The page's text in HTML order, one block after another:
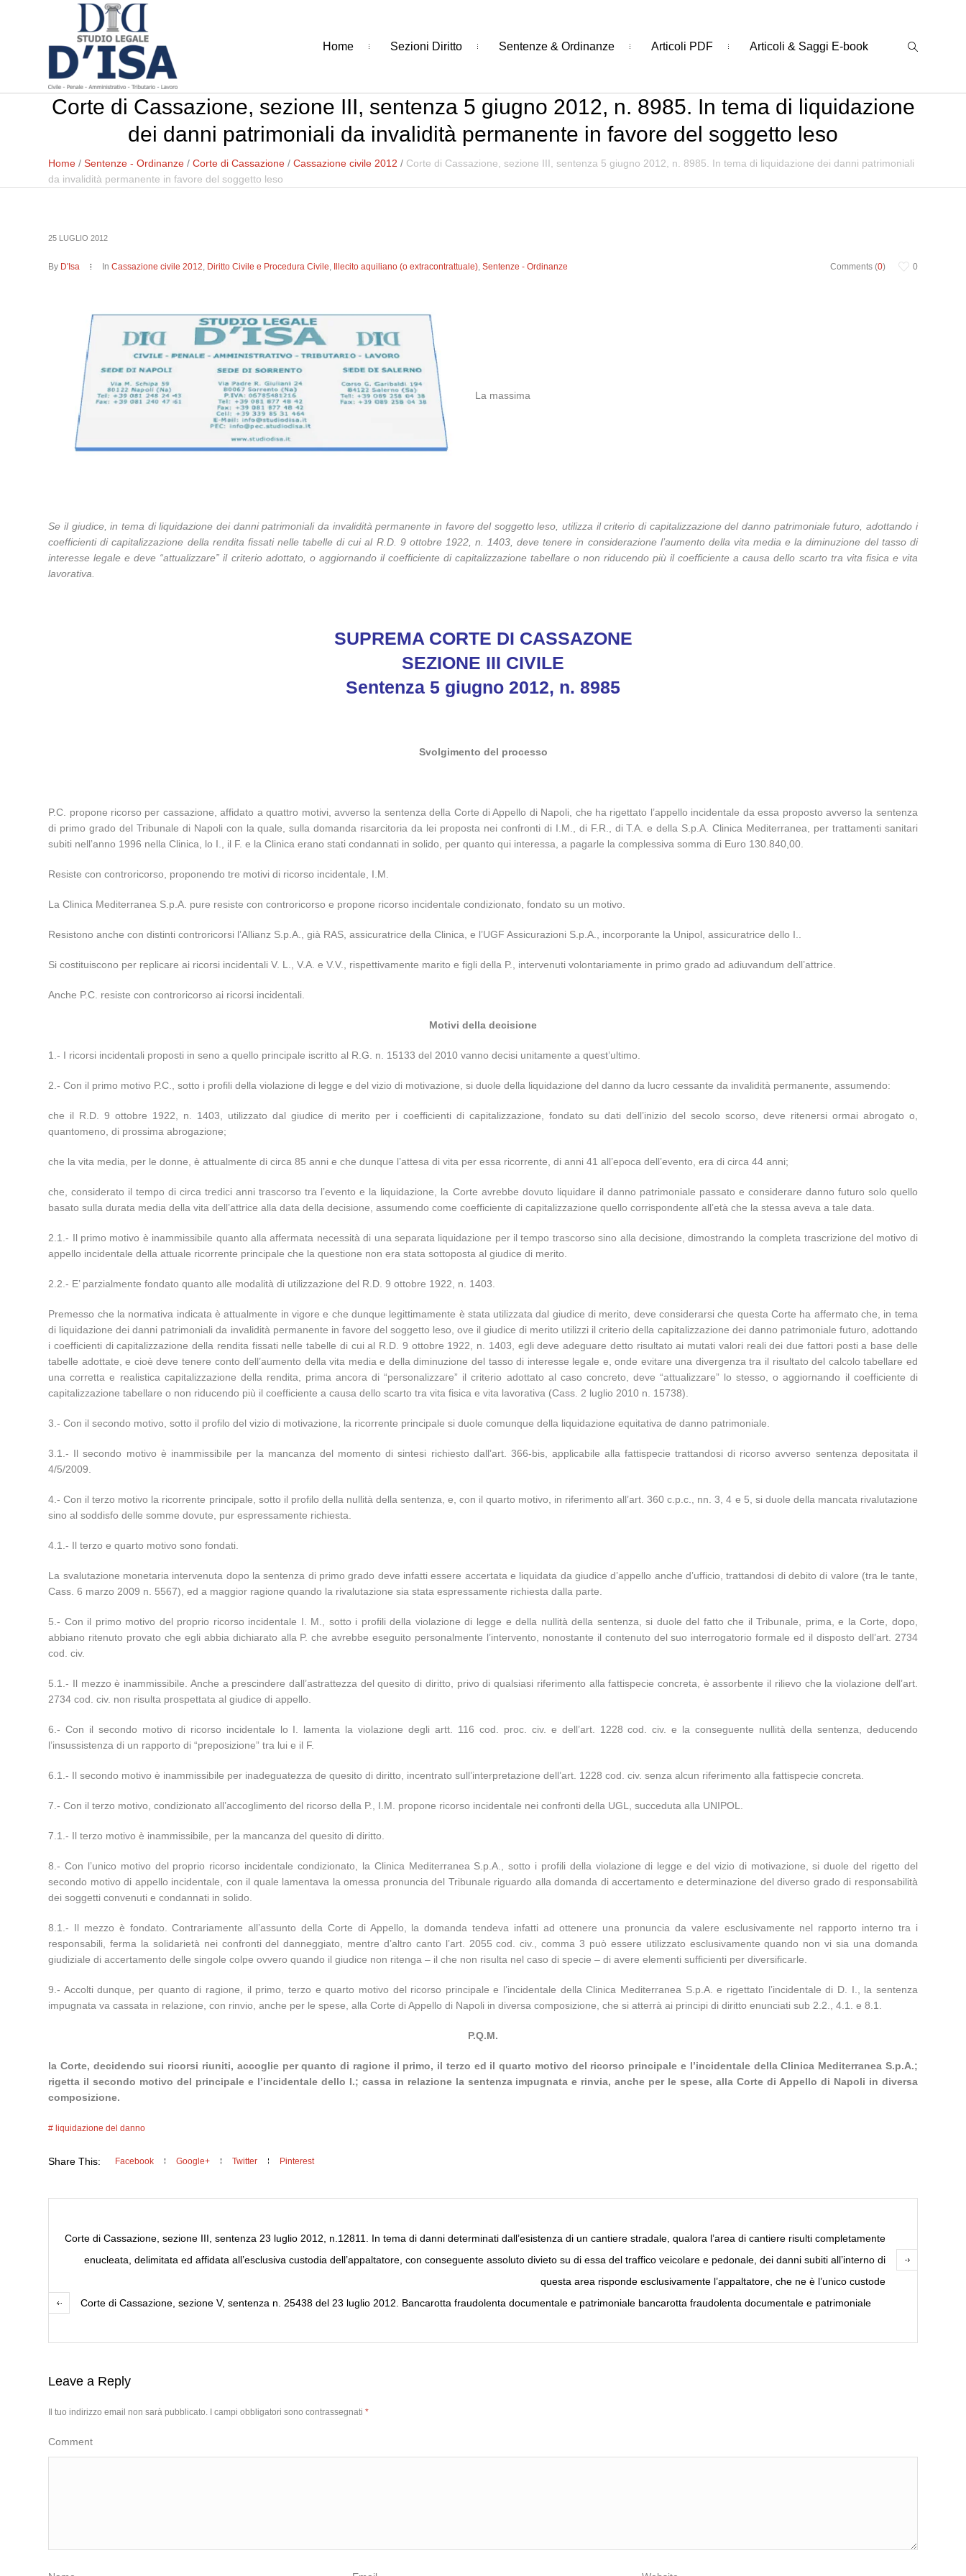
Home Sezioni Diritto Sentenze & Ordinanze Articoli PDF Articoli & Saggi E-book
Corte di Cassazione, sezione III, sentenza 5 giugno 2012, n. 8985. In tema di liquidazione
dei danni patrimoniali da invalidità permanente in favore del soggetto leso
Home /Sentenze - Ordinanze /Corte di Cassazione /Cassazione civile 2012 / Corte di Cassazione, sezione III, sentenza 5 giugno 2012, n. 8985. In tema di liquidazione dei danni patrimoniali
da invalidità permanente in favore del soggetto leso
25 LUGLIO 2012
Comments (0) 0
By D'Isa InCassazione civile 2012, Diritto Civile e Procedura Civile, Illecito aquiliano (o extracontrattuale),Sentenze - Ordinanze
La massima
Se il giudice, in tema di liquidazione dei danni patrimoniali da invalidità permanente in favore del soggetto leso, utilizza il criterio di capitalizzazione del danno patrimoniale futuro, adottando i
coefficienti di capitalizzazione della rendita fissati nelle tabelle di cui al R.D. 9 ottobre 1922, n. 1403, deve tenere in considerazione l’aumento della vita media e la diminuzione del tasso di
interesse legale e deve “attualizzare” il criterio adottato, o aggiornando il coefficiente di capitalizzazione tabellare o non riducendo più il coefficiente a causa dello scarto tra vita fisica e vita
lavorativa.
SUPREMA CORTE DI CASSAZONE
SEZIONE III CIVILE
Sentenza 5 giugno 2012, n. 8985
Svolgimento del processo
P.C. propone ricorso per cassazione, affidato a quattro motivi, avverso la sentenza della Corte di Appello di Napoli, che ha rigettato l’appello incidentale da essa proposto avverso la sentenza
di primo grado del Tribunale di Napoli con la quale, sulla domanda risarcitoria da lei proposta nei confronti di I.M., di F.R., di T.A. e della S.p.A. Clinica Mediterranea, per trattamenti sanitari
subiti nell’anno 1996 nella Clinica, lo I., il F. e la Clinica erano stati condannati in solido, per quanto qui interessa, a pagarle la complessiva somma di Euro 130.840,00.
Resiste con controricorso, proponendo tre motivi di ricorso incidentale, I.M.
La Clinica Mediterranea S.p.A. pure resiste con controricorso e propone ricorso incidentale condizionato, fondato su un motivo.
Resistono anche con distinti controricorsi l’Allianz S.p.A., già RAS, assicuratrice della Clinica, e l’UGF Assicurazioni S.p.A., incorporante la Unipol, assicuratrice dello I..
Si costituiscono per replicare ai ricorsi incidentali V. L., V.A. e V.V., rispettivamente marito e figli della P., intervenuti volontariamente in primo grado ad adiuvandum dell’attrice.
Anche P.C. resiste con controricorso ai ricorsi incidentali.
Motivi della decisione
1.- I ricorsi incidentali proposti in seno a quello principale iscritto al R.G. n. 15133 del 2010 vanno decisi unitamente a quest’ultimo.
2.- Con il primo motivo P.C., sotto i profili della violazione di legge e del vizio di motivazione, si duole della liquidazione del danno da lucro cessante da invalidità permanente, assumendo:
che il R.D. 9 ottobre 1922, n. 1403, utilizzato dal giudice di merito per i coefficienti di capitalizzazione, fondato su dati dell’inizio del secolo scorso, deve ritenersi ormai abrogato o,
quantomeno, di prossima abrogazione;
che la vita media, per le donne, è attualmente di circa 85 anni e che dunque l’attesa di vita per essa ricorrente, di anni 41 all’epoca dell’evento, era di circa 44 anni;
che, considerato il tempo di circa tredici anni trascorso tra l’evento e la liquidazione, la Corte avrebbe dovuto liquidare il danno patrimoniale passato e considerare danno futuro solo quello
basato sulla durata media della vita dell’attrice alla data della decisione, assumendo come coefficiente di capitalizzazione quello corrispondente all’età che la stessa aveva a tale data.
2.1.- Il primo motivo è inammissibile quanto alla affermata necessità di una separata liquidazione per il tempo trascorso sino alla decisione, dimostrando la completa trascrizione del motivo di
appello incidentale della attuale ricorrente principale che la questione non era stata sottoposta al giudice di merito.
2.2.- E’ parzialmente fondato quanto alle modalità di utilizzazione del R.D. 9 ottobre 1922, n. 1403.
Premesso che la normativa indicata è attualmente in vigore e che dunque legittimamente è stata utilizzata dal giudice di merito, deve considerarsi che questa Corte ha affermato che, in tema
di liquidazione dei danni patrimoniali da invalidità permanente in favore del soggetto leso, ove il giudice di merito utilizzi il criterio della capitalizzazione dei danno patrimoniale futuro, adottando
i coefficienti di capitalizzazione della rendita fissati nelle tabelle di cui al R.D. 9 ottobre 1922, n. 1403, egli deve adeguare detto risultato ai mutati valori reali dei due fattori posti a base delle
tabelle adottate, e cioè deve tenere conto dell’aumento della vita media e della diminuzione del tasso di interesse legale e, onde evitare una divergenza tra il risultato del calcolo tabellare ed
una corretta e realistica capitalizzazione della rendita, prima ancora di “personalizzare” il criterio adottato al caso concreto, deve “attualizzare” lo stesso, o aggiornando il coefficiente di
capitalizzazione tabellare o non riducendo più il coefficiente a causa dello scarto tra vita fisica e vita lavorativa (Cass. 2 luglio 2010 n. 15738).
3.- Con il secondo motivo, sotto il profilo del vizio di motivazione, la ricorrente principale si duole comunque della liquidazione equitativa de danno patrimoniale.
3.1.- Il secondo motivo è inammissibile per la mancanza del momento di sintesi richiesto dall’art. 366-bis, applicabile alla fattispecie trattandosi di ricorso avverso sentenza depositata il
4/5/2009.
4.- Con il terzo motivo la ricorrente principale, sotto il profilo della nullità della sentenza, e, con il quarto motivo, in riferimento all’art. 360 c.p.c., nn. 3, 4 e 5, si duole della mancata rivalutazione
sino al soddisfo delle somme dovute, pur espressamente richiesta.
4.1.- Il terzo e quarto motivo sono fondati.
La svalutazione monetaria intervenuta dopo la sentenza di primo grado deve infatti essere accertata e liquidata da giudice d’appello anche d’ufficio, trattandosi di debito di valore (tra le tante,
Cass. 6 marzo 2009 n. 5567), ed a maggior ragione quando la rivalutazione sia stata espressamente richiesta dalla parte.
5.- Con il primo motivo del proprio ricorso incidentale I. M., sotto i profili della violazione di legge e della nullità della sentenza, si duole del fatto che il Tribunale, prima, e la Corte, dopo,
abbiano ritenuto provato che egli abbia dichiarato alla P. che avrebbe eseguito personalmente l’intervento, nonostante il contenuto del suo interrogatorio formale ed il disposto dell’art. 2734
cod. civ.
5.1.- Il mezzo è inammissibile. Anche a prescindere dall’astrattezza del quesito di diritto, privo di qualsiasi riferimento alla fattispecie concreta, è assorbente il rilievo che la violazione dell’art.
2734 cod. civ. non risulta prospettata al giudice di appello.
6.- Con il secondo motivo di ricorso incidentale lo I. lamenta la violazione degli artt. 116 cod. proc. civ. e dell’art. 1228 cod. civ. e la conseguente nullità della sentenza, deducendo
l’insussistenza di un rapporto di “preposizione” tra lui e il F.
6.1.- Il secondo motivo è inammissibile per inadeguatezza de quesito di diritto, incentrato sull’interpretazione dell’art. 1228 cod. civ. senza alcun riferimento alla fattispecie concreta.
7.- Con il terzo motivo, condizionato all’accoglimento del ricorso della P., I.M. propone ricorso incidentale nei confronti della UGL, succeduta alla UNIPOL.
7.1.- Il terzo motivo è inammissibile, per la mancanza del quesito di diritto.
8.- Con l’unico motivo del proprio ricorso incidentale condizionato, la Clinica Mediterranea S.p.A., sotto i profili della violazione di legge e del vizio di motivazione, si duole del rigetto del
secondo motivo di appello incidentale, con il quale lamentava la omessa pronuncia del Tribunale riguardo alla domanda di accertamento e determinazione del diverso grado di responsabilità
dei soggetti convenuti e condannati in solido.
8.1.- Il mezzo è fondato. Contrariamente all’assunto della Corte di Appello, la domanda tendeva infatti ad ottenere una pronuncia da valere esclusivamente nel rapporto interno tra i
responsabili, ferma la solidarietà nei confronti del danneggiato, mentre d’altro canto l’art. 2055 cod. civ., comma 3 può essere utilizzato esclusivamente quando non vi sia una domanda
giudiziale di accertamento delle singole colpe ovvero quando il giudice non ritenga – il che non risulta nel caso di specie – di avere elementi sufficienti per diversificarle.
9.- Accolti dunque, per quanto di ragione, il primo, terzo e quarto motivo del ricorso principale e l’incidentale della Clinica Mediterranea S.p.A. e rigettato l’incidentale di D. I., la sentenza
impugnata va cassata in relazione, con rinvio, anche per le spese, alla Corte di Appello di Napoli in diversa composizione, che si atterrà ai principi di diritto enunciati sub 2.2., 4.1. e 8.1.
P.Q.M.
la Corte, decidendo sui ricorsi riuniti, accoglie per quanto di ragione il primo, il terzo ed il quarto motivo del ricorso principale e l’incidentale della Clinica Mediterranea S.p.A.;
rigetta il secondo motivo del principale e l’incidentale dello I.; cassa in relazione la sentenza impugnata e rinvia, anche per le spese, alla Corte di Appello di Napoli in diversa
composizione.
liquidazione del danno
Share This: Facebook Google+ Twitter Pinterest
Corte di Cassazione, sezione III, sentenza 23 luglio 2012, n.12811. In tema di danni determinati dall’esistenza di un cantiere stradale, qualora l’area di cantiere risulti completamente
enucleata, delimitata ed affidata all’esclusiva custodia dell’appaltatore, con conseguente assoluto divieto su di essa del traffico veicolare e pedonale, dei danni subiti all’interno di
questa area risponde esclusivamente l’appaltatore, che ne è l’unico custode
Corte di Cassazione, sezione V, sentenza n. 25438 del 23 luglio 2012. Bancarotta fraudolenta documentale e patrimoniale bancarotta fraudolenta documentale e patrimoniale
Leave a Reply
Il tuo indirizzo email non sarà pubblicato. I campi obbligatori sono contrassegnati*
Comment